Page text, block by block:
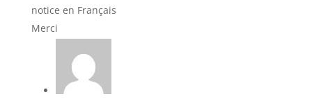
notice en Français
Merci